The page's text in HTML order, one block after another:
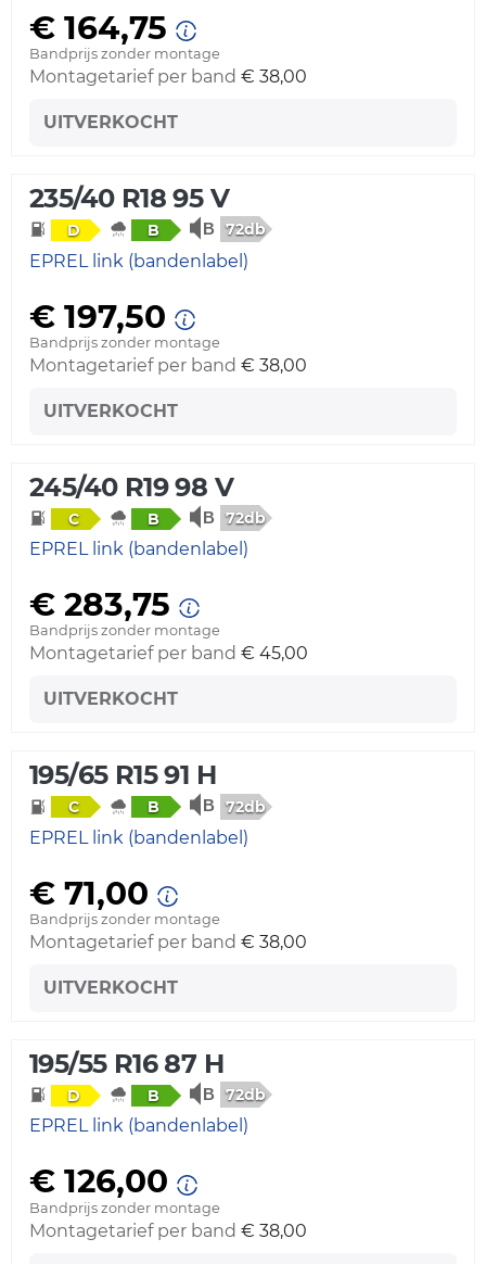
€ 164,75
Bandprijs zonder montage
Montagetarief per band € 38,00
UITVERKOCHT
235/40 R18 95 V
D B 72db
EPREL link (bandenlabel)
€ 197,50
Bandprijs zonder montage
Montagetarief per band € 38,00
UITVERKOCHT
245/40 R19 98 V
C B 72db
EPREL link (bandenlabel)
€ 283,75
Bandprijs zonder montage
Montagetarief per band € 45,00
UITVERKOCHT
195/65 R15 91 H
C B 72db
EPREL link (bandenlabel)
€ 71,00
Bandprijs zonder montage
Montagetarief per band € 38,00
UITVERKOCHT
195/55 R16 87 H
D B 72db
EPREL link (bandenlabel)
€ 126,00
Bandprijs zonder montage
Montagetarief per band € 38,00